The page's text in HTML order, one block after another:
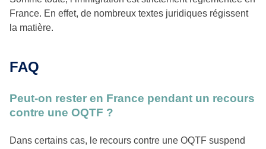
France. En effet, de nombreux textes juridiques régissent
la matière.
FAQ
Peut-on rester en France pendant un recours
contre une OQTF ?
Dans certains cas, le recours contre une OQTF suspend